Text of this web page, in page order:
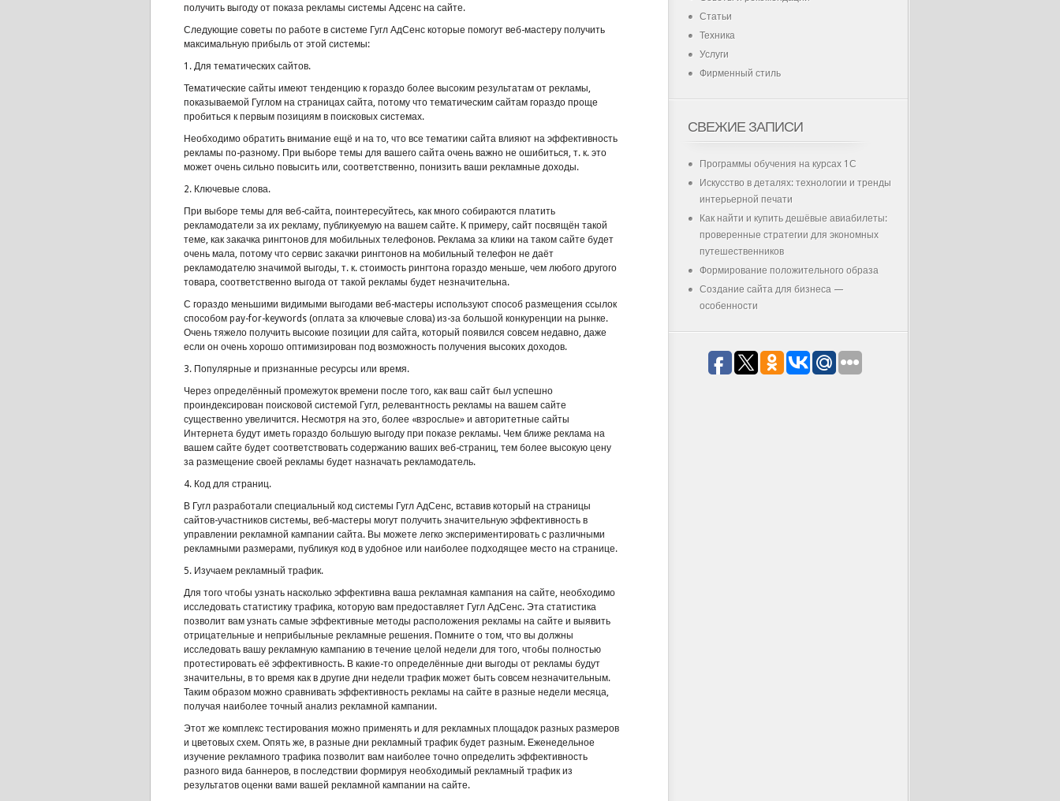
получить выгоду от показа рекламы системы Адсенс на сайте.
Следующие советы по работе в системе Гугл АдСенс которые помогут веб-мастеру получить
максимальную прибыль от этой системы:
1. Для тематических сайтов.
Тематические сайты имеют тенденцию к гораздо более высоким результатам от рекламы,
показываемой Гуглом на страницах сайта, потому что тематическим сайтам гораздо проще
пробиться к первым позициям в поисковых системах.
Необходимо обратить внимание ещё и на то, что все тематики сайта влияют на эффективность
рекламы по-разному. При выборе темы для вашего сайта очень важно не ошибиться, т. к. это
может очень сильно повысить или, соответственно, понизить ваши рекламные доходы.
2. Ключевые слова.
При выборе темы для веб-сайта, поинтересуйтесь, как много собираются платить
рекламодатели за их рекламу, публикуемую на вашем сайте. К примеру, сайт посвящён такой
теме, как закачка рингтонов для мобильных телефонов. Реклама за клики на таком сайте будет
очень мала, потому что сервис закачки рингтонов на мобильный телефон не даёт
рекламодателю значимой выгоды, т. к. стоимость рингтона гораздо меньше, чем любого другого
товара, соответственно выгода от такой рекламы будет незначительна.
С гораздо меньшими видимыми выгодами веб-мастеры используют способ размещения ссылок
способом pay-for-keywords (оплата за ключевые слова) из-за большой конкуренции на рынке.
Очень тяжело получить высокие позиции для сайта, который появился совсем недавно, даже
если он очень хорошо оптимизирован под возможность получения высоких доходов.
3. Популярные и признанные ресурсы или время.
Через определённый промежуток времени после того, как ваш сайт был успешно
проиндексирован поисковой системой Гугл, релевантность рекламы на вашем сайте
существенно увеличится. Несмотря на это, более «взрослые» и авторитетные сайты
Интернета будут иметь гораздо большую выгоду при показе рекламы. Чем ближе реклама на
вашем сайте будет соответствовать содержанию ваших веб-страниц, тем более высокую цену
за размещение своей рекламы будет назначать рекламодатель.
4. Код для страниц.
В Гугл разработали специальный код системы Гугл АдСенс, вставив который на страницы
сайтов-участников системы, веб-мастеры могут получить значительную эффективность в
управлении рекламной кампании сайта. Вы можете легко экспериментировать с различными
рекламными размерами, публикуя код в удобное или наиболее подходящее место на странице.
5. Изучаем рекламный трафик.
Для того чтобы узнать насколько эффективна ваша рекламная кампания на сайте, необходимо
исследовать статистику трафика, которую вам предоставляет Гугл АдСенс. Эта статистика
позволит вам узнать самые эффективные методы расположения рекламы на сайте и выявить
отрицательные и неприбыльные рекламные решения. Помните о том, что вы должны
исследовать вашу рекламную кампанию в течение целой недели для того, чтобы полностью
протестировать её эффективность. В какие-то определённые дни выгоды от рекламы будут
значительны, в то время как в другие дни недели трафик может быть совсем незначительным.
Таким образом можно сравнивать эффективность рекламы на сайте в разные недели месяца,
получая наиболее точный анализ рекламной кампании.
Этот же комплекс тестирования можно применять и для рекламных площадок разных размеров
и цветовых схем. Опять же, в разные дни рекламный трафик будет разным. Еженедельное
изучение рекламного трафика позволит вам наиболее точно определить эффективность
разного вида баннеров, в последствии формируя необходимый рекламный трафик из
результатов оценки вами вашей рекламной кампании на сайте.
Статьи
Техника
Услуги
Фирменный стиль
СВЕЖИЕ ЗАПИСИ
Программы обучения на курсах 1С
Искусство в деталях: технологии и тренды
интерьерной печати
Как найти и купить дешёвые авиабилеты:
проверенные стратегии для экономных
путешественников
Формирование положительного образа
Создание сайта для бизнеса —
особенности